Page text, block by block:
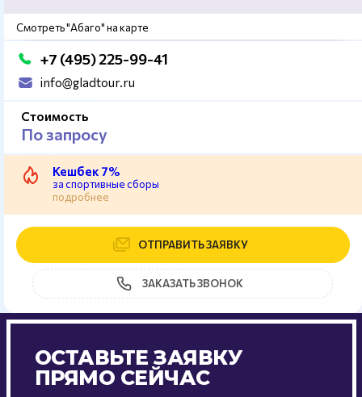
Смотреть "Абаго" на карте
+7 (495) 225-99-41
info@gladtour.ru
Стоимость
По запросу
Кешбек 7%
за спортивные сборы
подробнее
ОТПРАВИТЬ ЗАЯВКУ
ЗАКАЗАТЬ ЗВОНОК
ОСТАВЬТЕ ЗАЯВКУ
ПРЯМО СЕЙЧАС